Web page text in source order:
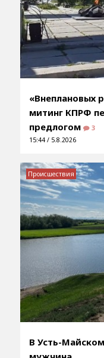
«Внеплановых
митинг КПРФ
предлогом
3
15:44 / 5.8.2026
В Усть-
Происшествия